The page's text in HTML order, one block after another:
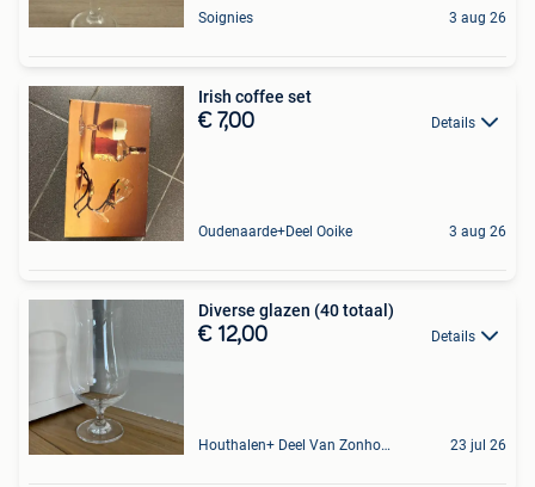
Soignies 3 aug 26
Irish coffee set
€ 7,00 Details
Oudenaarde+Deel Ooike 3 aug 26
Diverse glazen (40 totaal)
€ 12,00 Details
Houthalen+ Deel Van Zonhoven En Zolder 23 jul 26